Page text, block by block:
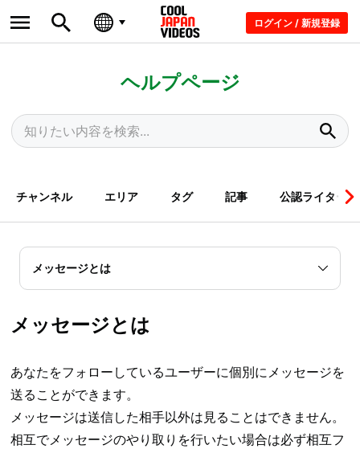
ログイン / 新規登録
ヘルプページ
チャンネル エリア タグ 記事 公認ライター
メッセージとは
メッセージとは
あなたをフォローしているユーザーに個別にメッセージを
送ることができます。
メッセージは送信した相手以外は見ることはできません。
相互でメッセージのやり取りを行いたい場合は必ず相互フ